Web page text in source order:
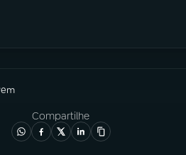
Compartilhe